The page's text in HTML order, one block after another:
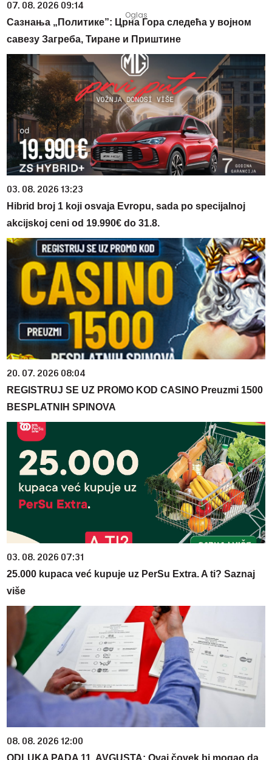
07. 08. 2026 09:14
Сазнања „Политике”: Црна Гора следећа у војном
савезу Загреба, Тиране и Приштине
03. 08. 2026 13:23
Hibrid broj 1 koji osvaja Evropu, sada po specijalnoj
akcijskoj ceni od 19.990€ do 31.8.
20. 07. 2026 08:04
REGISTRUJ SE UZ PROMO KOD CASINO Preuzmi 1500
BESPLATNIH SPINOVA
03. 08. 2026 07:31
25.000 kupaca već kupuje uz PerSu Extra. A ti? Saznaj
više
08. 08. 2026 12:00